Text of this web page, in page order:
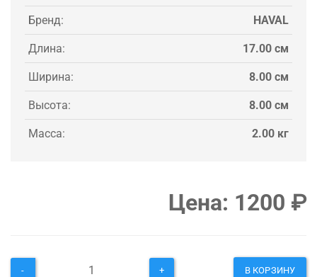
Бренд: HAVAL
Длина: 17.00 см
Ширина: 8.00 см
Высота: 8.00 см
Масса: 2.00 кг
Цена: 1200 ₽
- + В КОРЗИНУ